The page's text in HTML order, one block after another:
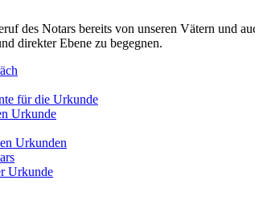
des Notars bereits von unseren Vätern und
direkter Ebene zu begegnen.
für die Urkunde
Urkunde
Urkunden
Urkunde